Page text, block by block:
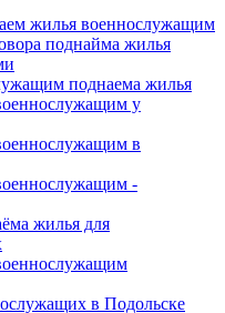
жилья военнослужащим
поднайма жилья
поднаема жилья
у
в
-
жилья для
в Подольске